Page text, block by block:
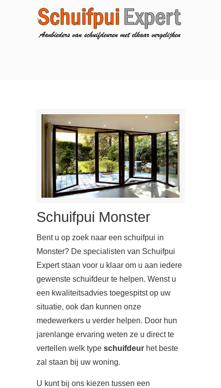
Schuifpui Monster
Bent u op zoek naar een schuifpui in
Monster? De specialisten van Schuifpui
Expert staan voor u klaar om u aan iedere
gewenste schuifdeur te helpen. Wenst u
een kwaliteitsadvies toegespitst op uw
situatie, ook dan kunnen onze
medewerkers u verder helpen. Door hun
jarenlange ervaring weten ze u direct te
vertellen welk type schuifdeur het beste
zal staan bij uw woning.
U kunt bij ons kiezen tussen een